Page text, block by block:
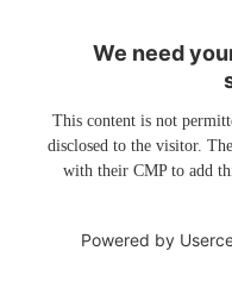
We need
This content is not
disclosed to the visitor.
with their CMP to add
Powered by